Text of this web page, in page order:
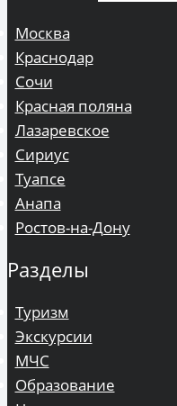
Москва
Краснодар
Сочи
Красная поляна
Лазаревское
Сириус
Туапсе
Анапа
Ростов-на-Дону
Разделы
Туризм
Экскурсии
МЧС
Образование